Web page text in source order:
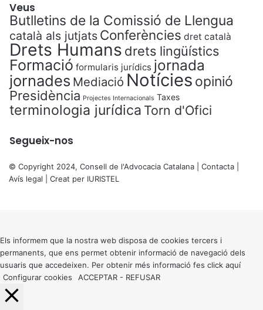
Veus
Butlletins de la Comissió de Llengua
català als jutjats Conferències dret català
Drets Humans drets lingüístics
Formació formularis jurídics jornada
jornades Mediació Notícies opinió
Presidència Projectes Internacionals Taxes
terminologia jurídica Torn d'Ofici
Segueix-nos
© Copyright 2024, Consell de l'Advocacia Catalana | Contacta
Avís legal | Creat per IURISTEL
button
Els informem que la nostra web disposa de cookies tercers i
permanents, que ens permet obtenir informació de navegació dels
usuaris que accedeixen. Per obtenir més informació fes click aquí
Configurar cookies
ACCEPTAR - REFUSAR